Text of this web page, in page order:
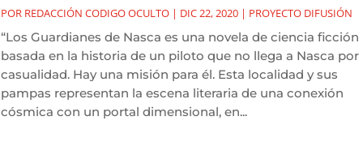
POR REDACCIÓN CODIGO OCULTO| DIC 22, 2020| PROYECTO DIFUSIÓN
“Los Guardianes de Nasca es una novela de ciencia ficción
basada en la historia de un piloto que no llega a Nasca por
casualidad. Hay una misión para él. Esta localidad y sus
pampas representan la escena literaria de una conexión
cósmica con un portal dimensional, en...